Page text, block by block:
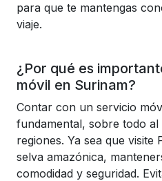
para que te mantengas
viaje.
¿Por qué es
móvil en Surinam?
Contar con un servicio
fundamental, sobre todo
regiones. Ya sea que
selva amazónica,
comodidad y seguridad.